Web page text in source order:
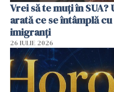
Vrei să te muți în
arată ce se întâmplă
imigranți
26 IULIE 2026